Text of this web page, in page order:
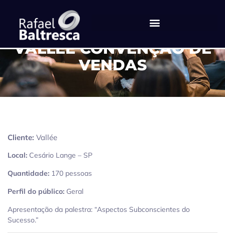
VALLÉE CONVENÇÃO DE
VENDAS
Cliente: Vallée
Local: Cesário Lange – SP
Quantidade: 170 pessoas
Perfil do público: Geral
Apresentação da palestra: “Aspectos Subconscientes do
Sucesso.”